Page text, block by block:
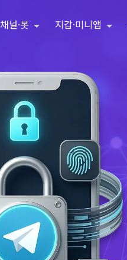
채널·봇 지갑·미니앱